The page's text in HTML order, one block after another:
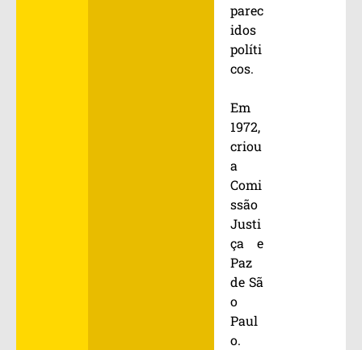
parec
idos
políti
cos.
Em
1972,
criou
a
Comi
ssão
Justi
ça e
Paz
de Sã
o
Paul
o.